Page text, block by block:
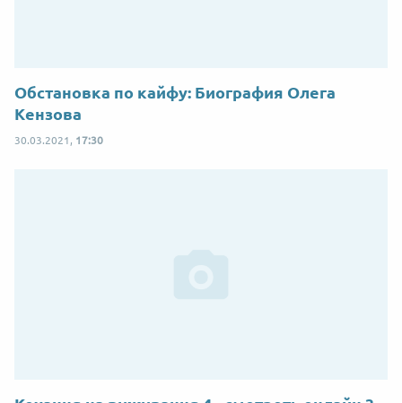
Обстановка по кайфу: Биография Олега
Кензова
30.03.2021, 17:30